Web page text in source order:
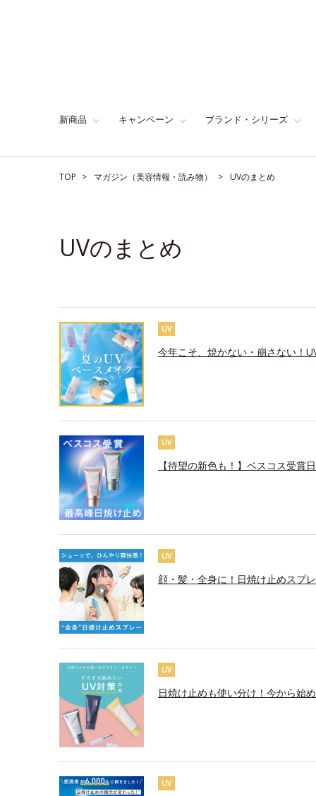
新商品 キャンペーン ブランド・シリーズ
TOP マガジン（美容情報・読み物） UVのまとめ
UVのまとめ
UV
今年こそ、焼かない・崩さない！
UV
【待望の新色も！】ベスコス受賞
UV
顔・髪・全身に！日焼け止めスプ
UV
日焼け止めも使い分け！今から始
UV